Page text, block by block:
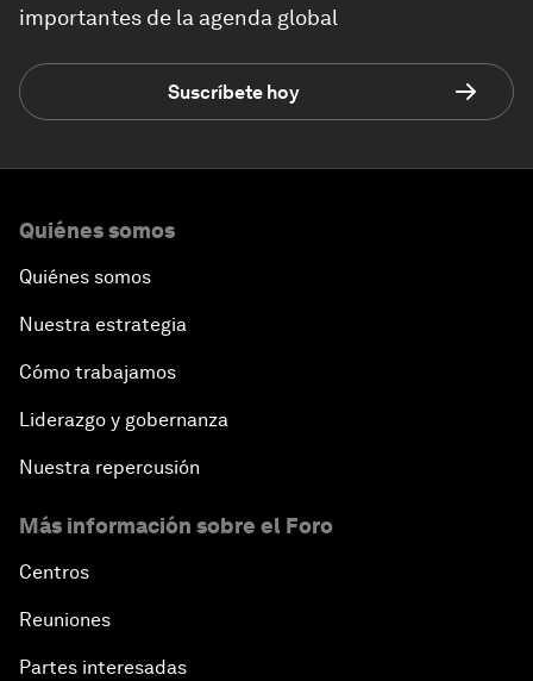
importantes de la agenda global
Suscríbete hoy
Quiénes somos
Quiénes somos
Nuestra estrategia
Cómo trabajamos
Liderazgo y gobernanza
Nuestra repercusión
Más información sobre el Foro
Centros
Reuniones
Partes interesadas